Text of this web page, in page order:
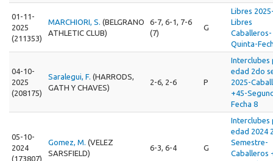
01-11-
2025
(211353)
MARCHIORI, S. (BELGRANO
ATHLETIC CLUB)
6-7, 6-1, 7-6
(7)
G
Libres
Libres
Caballeros-
Quinta-
04-10-
2025
(208175)
Saralegui, F. (HARRODS,
GATH Y CHAVES)
2-6, 2-6 P
Interclubes
edad 2do
2025-
+45-
Fecha 8
05-10-
2024
(173807)
Gomez, M. (VELEZ
SARSFIELD)
6-3, 6-4 G
Interclubes
edad 2024
Semestre-
Caballeros